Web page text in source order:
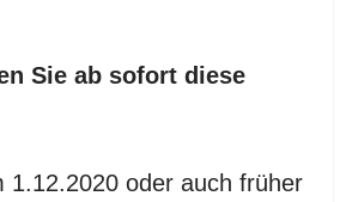
Sie ab sofort diese
1.12.2020 oder auch früher